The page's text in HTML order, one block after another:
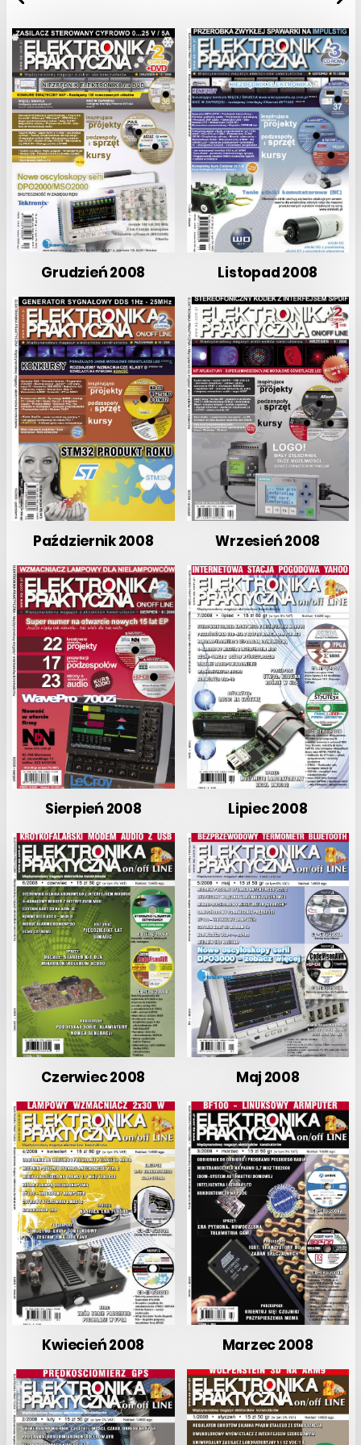
Grudzień 2008 Listopad 2008
Październik 2008 Wrzesień 2008
Sierpień 2008 Lipiec 2008
Czerwiec 2008 Maj 2008
Kwiecień 2008 Marzec 2008